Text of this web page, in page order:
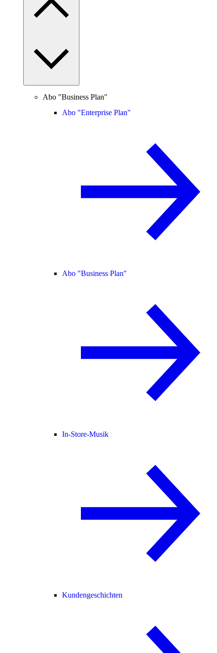
Abo "Business Plan"
Abo "Enterprise Plan"
Abo "Business Plan"
In-Store-Musik
Kundengeschichten